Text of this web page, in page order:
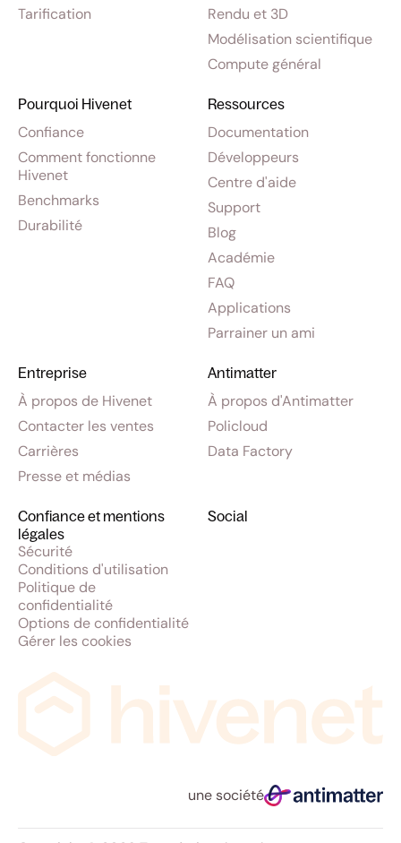
Tarification
Rendu et 3D
Modélisation scientifique
Compute général
Pourquoi Hivenet
Confiance
Comment fonctionne
Hivenet
Benchmarks
Durabilité
Ressources
Documentation
Développeurs
Centre d'aide
Support
Blog
Académie
FAQ
Applications
Parrainer un ami
Entreprise
À propos de Hivenet
Contacter les ventes
Carrières
Presse et médias
Social
Antimatter
À propos d'Antimatter
Policloud
Data Factory
Confiance et mentions
légales
Sécurité
Conditions d'utilisation
Politique de
confidentialité
Options de confidentialité
Gérer les cookies
une société